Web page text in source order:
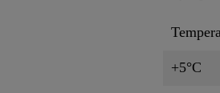
+5°C